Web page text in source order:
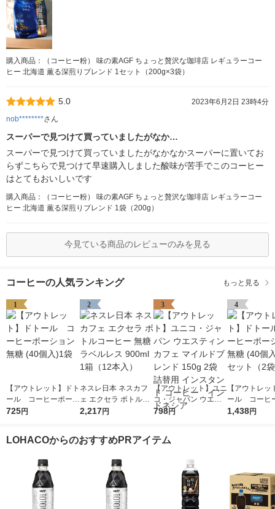
購入商品：（コーヒー粉） 味の素AGF ちょっと贅沢な珈琲店 レギュラーコー
ヒー 北海道 薫る深煎りブレンド 1セット（200g×3袋）
5.0
2023年6月2日 23時4分
nob********さん
スーパーで見つけて買っていましたがなか…
スーパーで見つけて買っていましたがなかなかスーパーに置いてお
らずこちらで見つけて早速購入しました酸味が苦手でこのコーヒー
はとてもおいしいです
購入商品：（コーヒー粉） 味の素AGF ちょっと贅沢な珈琲店 レギュラーコー
ヒー 北海道 薫る深煎りブレンド 1袋（200g）
今見ている商品のレビューのみを見る
コーヒーの人気ランキング もっと見る
1
【アウトレット】ドト
ール コーヒーポーシ
ョン 無糖 (40個入)1袋
725円
2
ネスレ日本 ネスカフ
ェ エクセラ ボトルコ
ーヒー 無糖 ラベルレ
2,217円
3
【アウトレット】ユニ
コ・ジャパン ウエス
ティンカフェ マイル
コーヒー インドネシ
798円
4
【アウトレッ
ール コーヒ
ョン 無糖
1,438円
LOHACOからのおすすめPRアイテム